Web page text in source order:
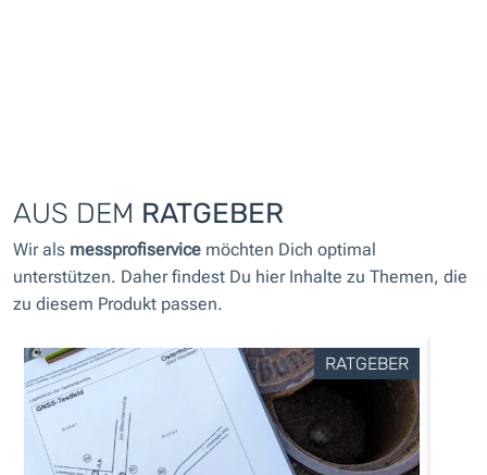
AUS DEM RATGEBER
Wir als messprofiservice möchten Dich optimal
unterstützen. Daher findest Du hier Inhalte zu Themen, die
zu diesem Produkt passen.
RATGEBER